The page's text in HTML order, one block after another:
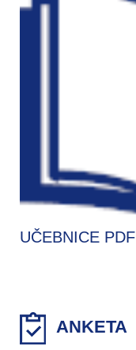
UČEBNICE PDF
ANKETA